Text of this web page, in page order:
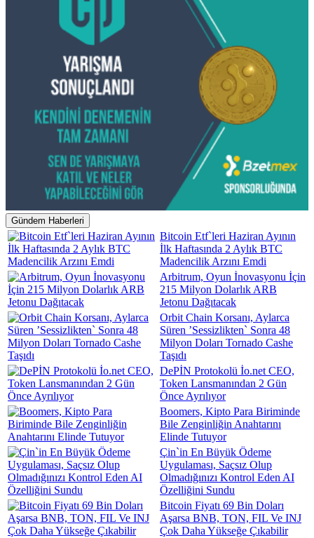
Gündem Haberleri
Bitcoin Etf`leri Haziran Ayının
İlk Haftasında 2 Aylık BTC
Madencilik Arzını Emdi
Arbitrum, Oyun İnovasyonu İçin
215 Milyon Dolarlık ARB
Jetonu Dağıtacak
Orbit Chain Korsanı, Aylarca
Süren ’Sessizlikten` Sonra 48
Milyon Doları Tornado Cashe
Taşıdı
DePİN Protokolü İo.net CEO,
Token Lansmanından 2 Gün
Önce Ayrılıyor
Boomers, Kipto Para Biriminde
Bile Zenginliğin Anahtarını
Elinde Tutuyor
Çin`in En Büyük Ödeme
Uygulaması, Saçsız Olup
Olmadığınızı Kontrol Eden AI
Özelliğini Sundu
Bitcoin Fiyatı 69 Bin Doları
Aşarsa BNB, TON, FIL Ve INJ
Çok Daha Yükseğe Çıkabilir